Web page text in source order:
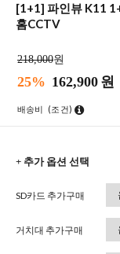
[1+1] 파인뷰 K11
홈CCTV
218,000원
25% 162,900 원
배송비 (조건)
+ 추가 옵션 선택
SD카드 추가구매
거치대 추가구매